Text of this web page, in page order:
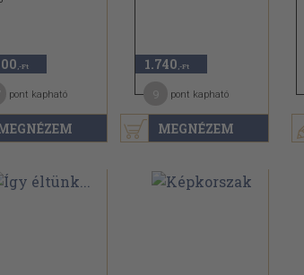
,-Ft
pont kapható
MEGNÉZEM
1.740 ,-Ft
pont kapható